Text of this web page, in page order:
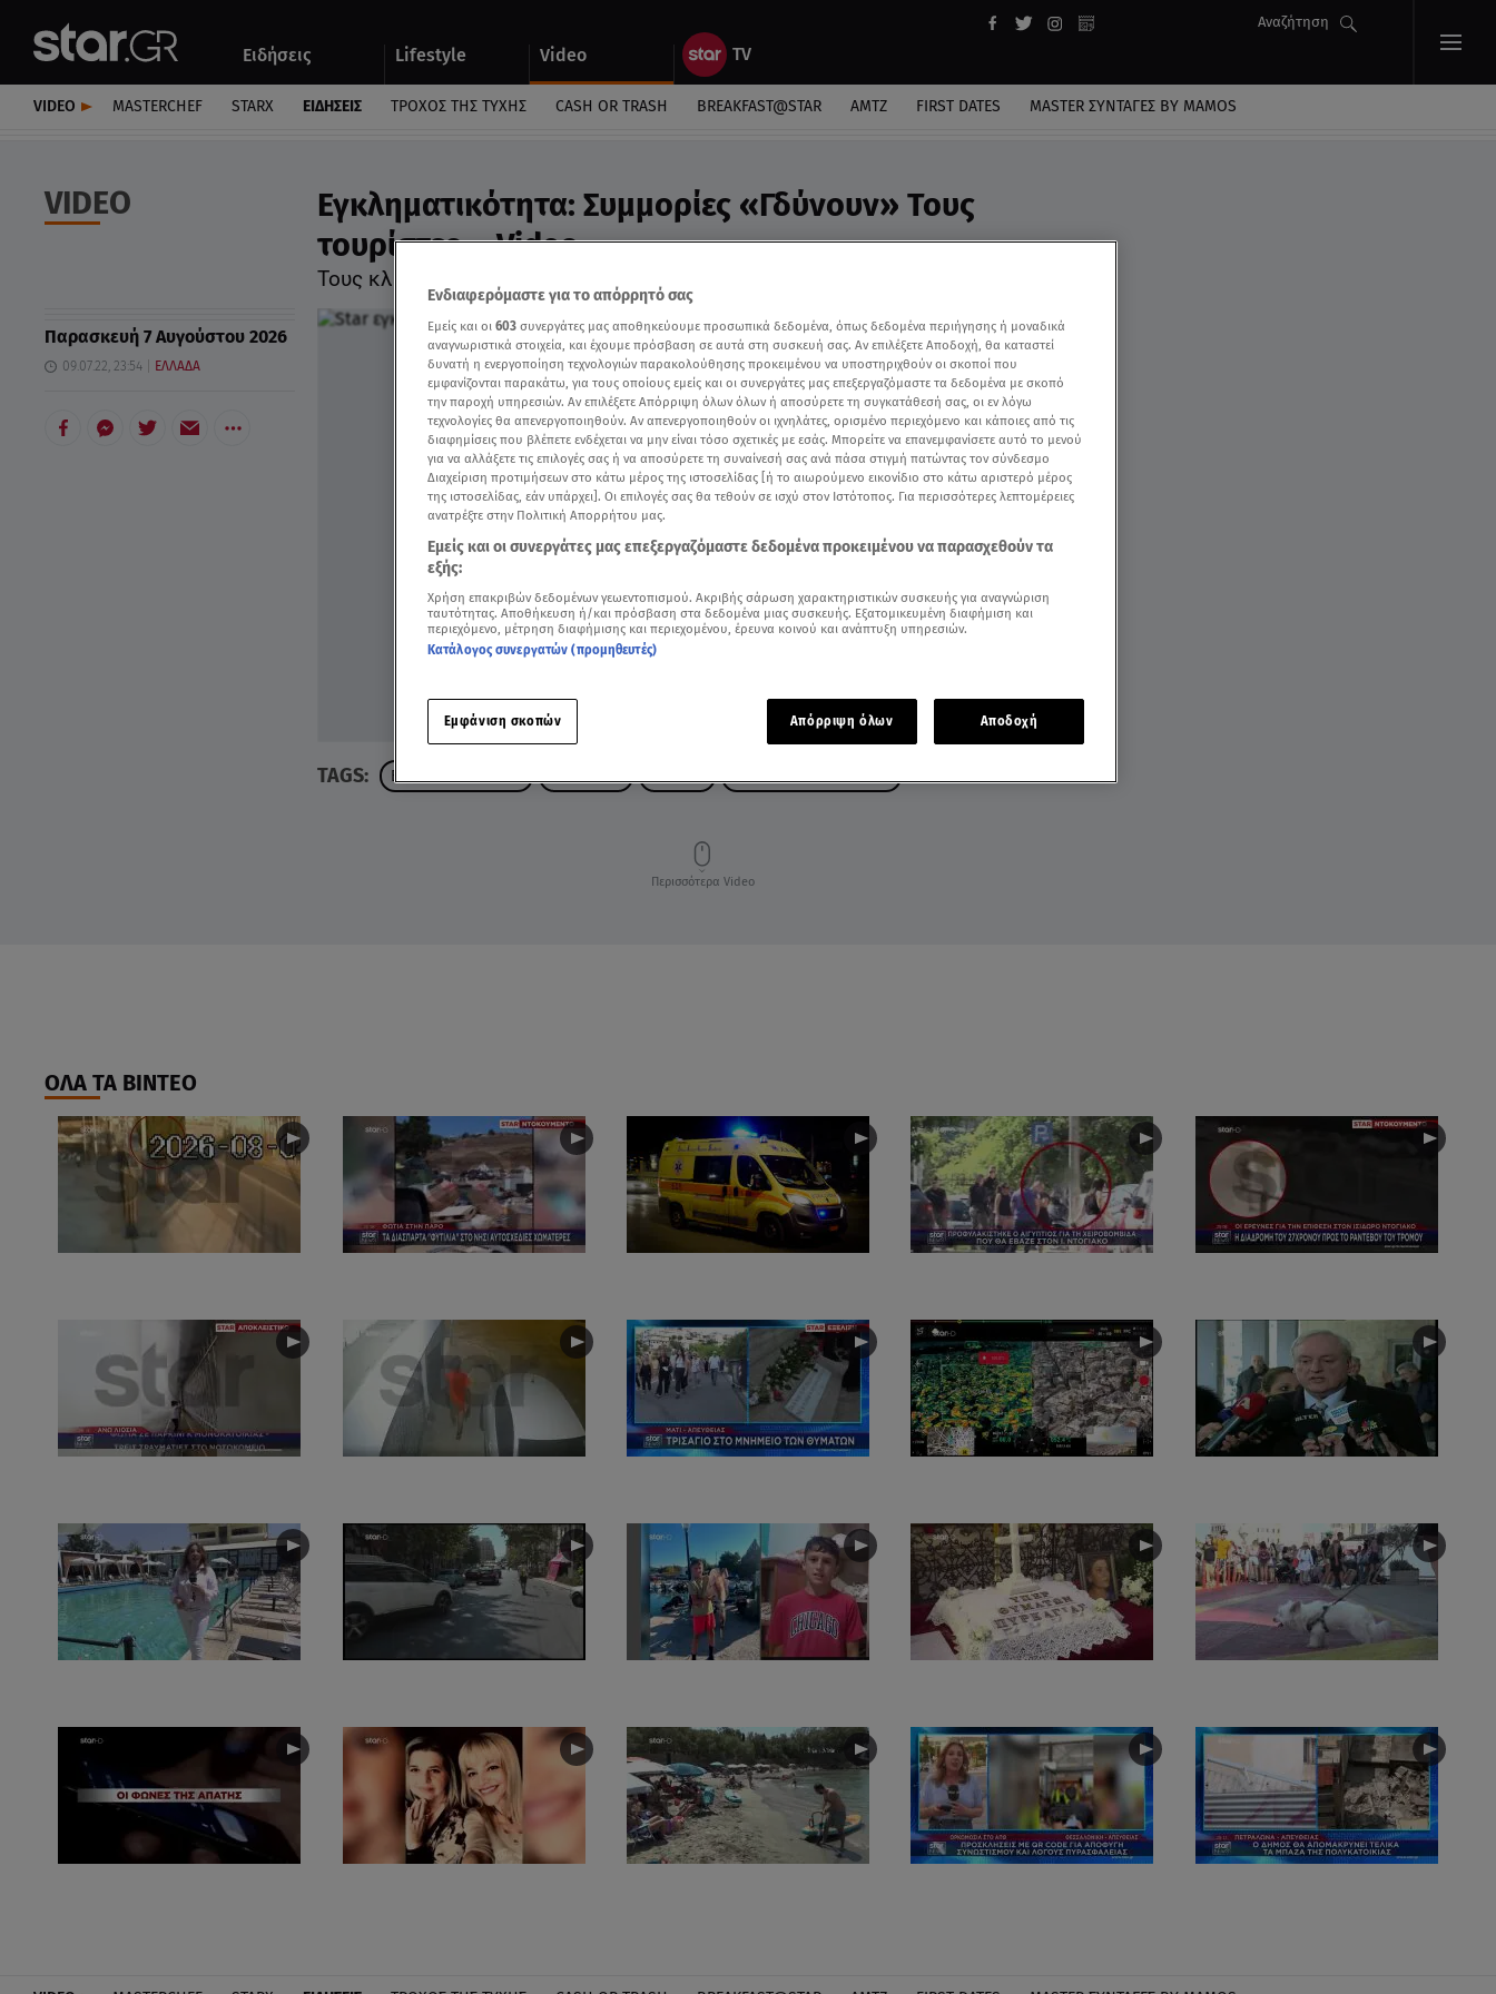
Ειδήσεις Lifestyle Video
Αναζήτηση
Αυτοκίνητο
VIDEO MASTERCHEF STARX ΕΙΔΉΣΕΙΣ ΤΡΟΧΌΣ ΤΗΣ ΤΎΧΗΣ CASH OR TRASH BREAKFAST@STAR ΑΜΤΖ FIRST DATES MASTER ΣΥΝΤΑΓΈΣ BY MAMOS
VIDEO
Εγκληματικότητα: Συμμορίες «Γδύνουν» Τους
τουρίστες - Video
Τους κλέβουν πορτοφόλια, κινητά και τσάντες
Παρασκευή 7 Αυγούστου 2026
09.07.22, 23:54 ΕΛΛΑΔΑ
TAGS: ΕΓΚΛΗΜΑΤΙΚΟΤΗΤΑ
Περισσότερα Video
ΟΛΑ ΤΑ ΒΙΝΤΕΟ
Ενδιαφερόμαστε για το απόρρητό σας
Εμείς και οι 603 συνεργάτες μας αποθηκεύουμε προσωπικά δεδομένα, όπως δεδομένα περιήγησης ή μοναδικά
αναγνωριστικά στοιχεία, και έχουμε πρόσβαση σε αυτά στη συσκευή σας. Αν επιλέξετε Αποδοχή, θα καταστεί
δυνατή η ενεργοποίηση τεχνολογιών παρακολούθησης προκειμένου να υποστηριχθούν οι σκοποί που
εμφανίζονται παρακάτω, για τους οποίους εμείς και οι συνεργάτες μας επεξεργαζόμαστε τα δεδομένα με σκοπό
την παροχή υπηρεσιών. Αν επιλέξετε Απόρριψη όλων όλων ή αποσύρετε τη συγκατάθεσή σας, οι εν λόγω
τεχνολογίες θα απενεργοποιηθούν. Αν απενεργοποιηθούν οι ιχνηλάτες, ορισμένο περιεχόμενο και κάποιες από τις
διαφημίσεις που βλέπετε ενδέχεται να μην είναι τόσο σχετικές με εσάς. Μπορείτε να επανεμφανίσετε αυτό το μενού
για να αλλάξετε τις επιλογές σας ή να αποσύρετε τη συναίνεσή σας ανά πάσα στιγμή πατώντας τον σύνδεσμο
Διαχείριση προτιμήσεων στο κάτω μέρος της ιστοσελίδας [ή το αιωρούμενο εικονίδιο στο κάτω αριστερό μέρος
της ιστοσελίδας, εάν υπάρχει]. Οι επιλογές σας θα τεθούν σε ισχύ στον Ιστότοπος. Για περισσότερες λεπτομέρειες
ανατρέξτε στην Πολιτική Απορρήτου μας.
Εμείς και οι συνεργάτες μας επεξεργαζόμαστε δεδομένα προκειμένου να παρασχεθούν τα
εξής:
Χρήση επακριβών δεδομένων γεωεντοπισμού. Ακριβής σάρωση χαρακτηριστικών συσκευής για αναγνώριση
ταυτότητας. Αποθήκευση ή/και πρόσβαση στα δεδομένα μιας συσκευής. Εξατομικευμένη διαφήμιση και
περιεχόμενο, μέτρηση διαφήμισης και περιεχομένου, έρευνα κοινού και ανάπτυξη υπηρεσιών.
Κατάλογος συνεργατών (προμηθευτές)
Εμφάνιση σκοπών Απόρριψη όλων Αποδοχή